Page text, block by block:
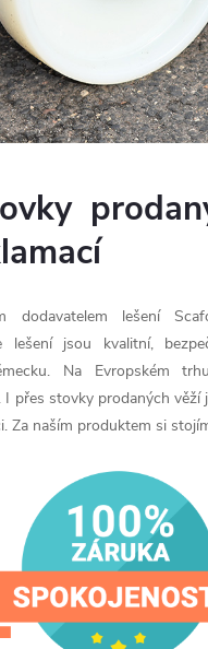
dodavatelem lešení
lešení jsou kvalitní,
Na Evropském
I přes stovky prodaných věží
Za naším produktem si